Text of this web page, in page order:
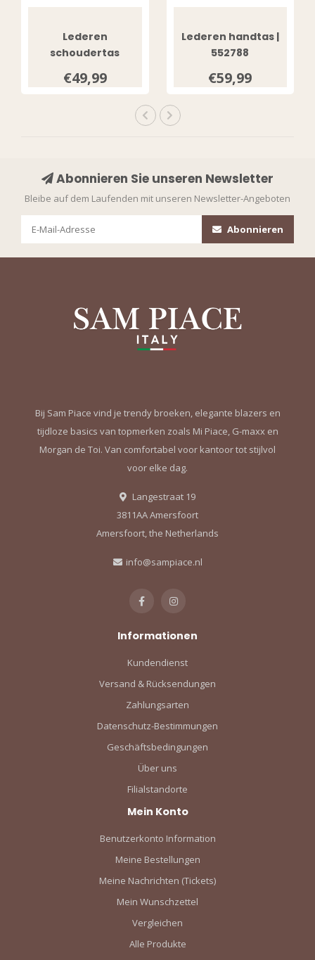
Lederen
schoudertas
€49,99
Lederen handtas |
552788
€59,99
Abonnieren Sie unseren Newsletter
Bleibe auf dem Laufenden mit unseren Newsletter-Angeboten
Abonnieren
Bij Sam Piace vind je trendy broeken, elegante blazers en
tijdloze basics van topmerken zoals Mi Piace, G-maxx en
Morgan de Toi. Van comfortabel voor kantoor tot stijlvol
voor elke dag.
Langestraat 19
3811AA Amersfoort
Amersfoort, the Netherlands
info@sampiace.nl
Informationen
Kundendienst
Versand & Rücksendungen
Zahlungsarten
Datenschutz-Bestimmungen
Geschäftsbedingungen
Über uns
Filialstandorte
Mein Konto
Benutzerkonto Information
Meine Bestellungen
Meine Nachrichten (Tickets)
Mein Wunschzettel
Vergleichen
Alle Produkte